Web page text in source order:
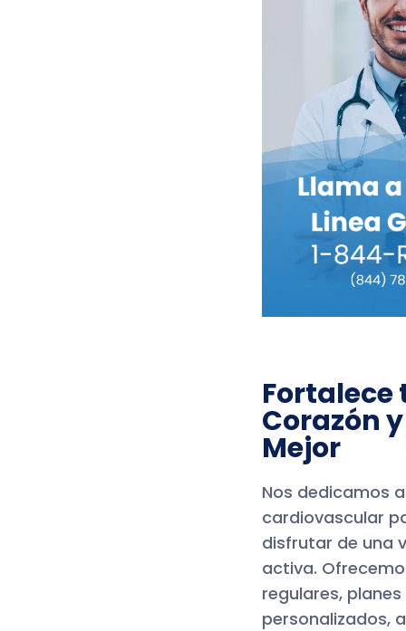
Fortalece
Corazón
Mejor
Nos dedicamos
cardiovascular
disfrutar de una
activa.
regulares,
personalizados,